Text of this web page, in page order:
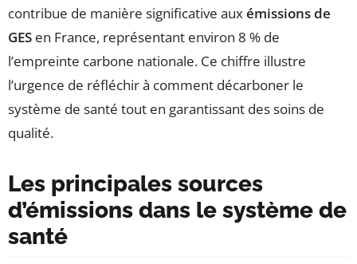
contribue de manière significative auxémissions de
GES en France, représentant environ 8 % de
l’empreinte carbone nationale. Ce chiffre illustre
l’urgence de réfléchir à comment décarboner le
système de santé tout en garantissant des soins de
qualité.
Les principales sources
d’émissions dans le système de
santé